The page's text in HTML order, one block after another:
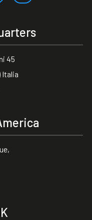
45
Italia